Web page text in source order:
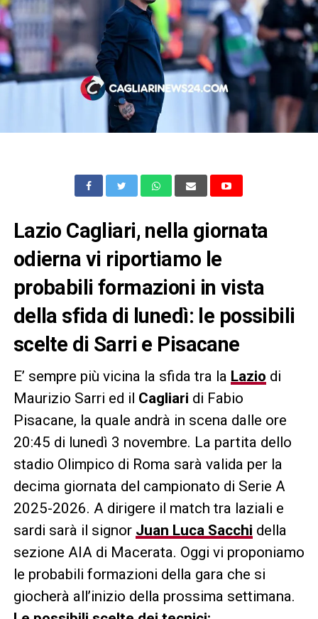
Lazio Cagliari, nella giornata
odierna vi riportiamo le
probabili formazioni in vista
della sfida di lunedì: le possibili
scelte di Sarri e Pisacane
E’ sempre più vicina la sfida tra la Lazio di
Maurizio Sarri ed il Cagliari di Fabio
Pisacane, la quale andrà in scena dalle ore
20:45 di lunedì 3 novembre. La partita dello
stadio Olimpico di Roma sarà valida per la
decima giornata del campionato di Serie A
2025-2026. A dirigere il match tra laziali e
sardi sarà il signor Juan Luca Sacchi della
sezione AIA di Macerata. Oggi vi proponiamo
le probabili formazioni della gara che si
giocherà all’inizio della prossima settimana.